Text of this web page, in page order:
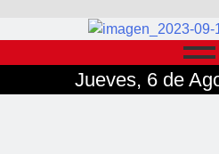
Jueves, 6 de